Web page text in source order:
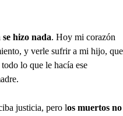
hizo nada. Hoy mi corazón
y verle sufrir a mi hijo, que
lo que le hacía ese
justicia, pero los muertos no